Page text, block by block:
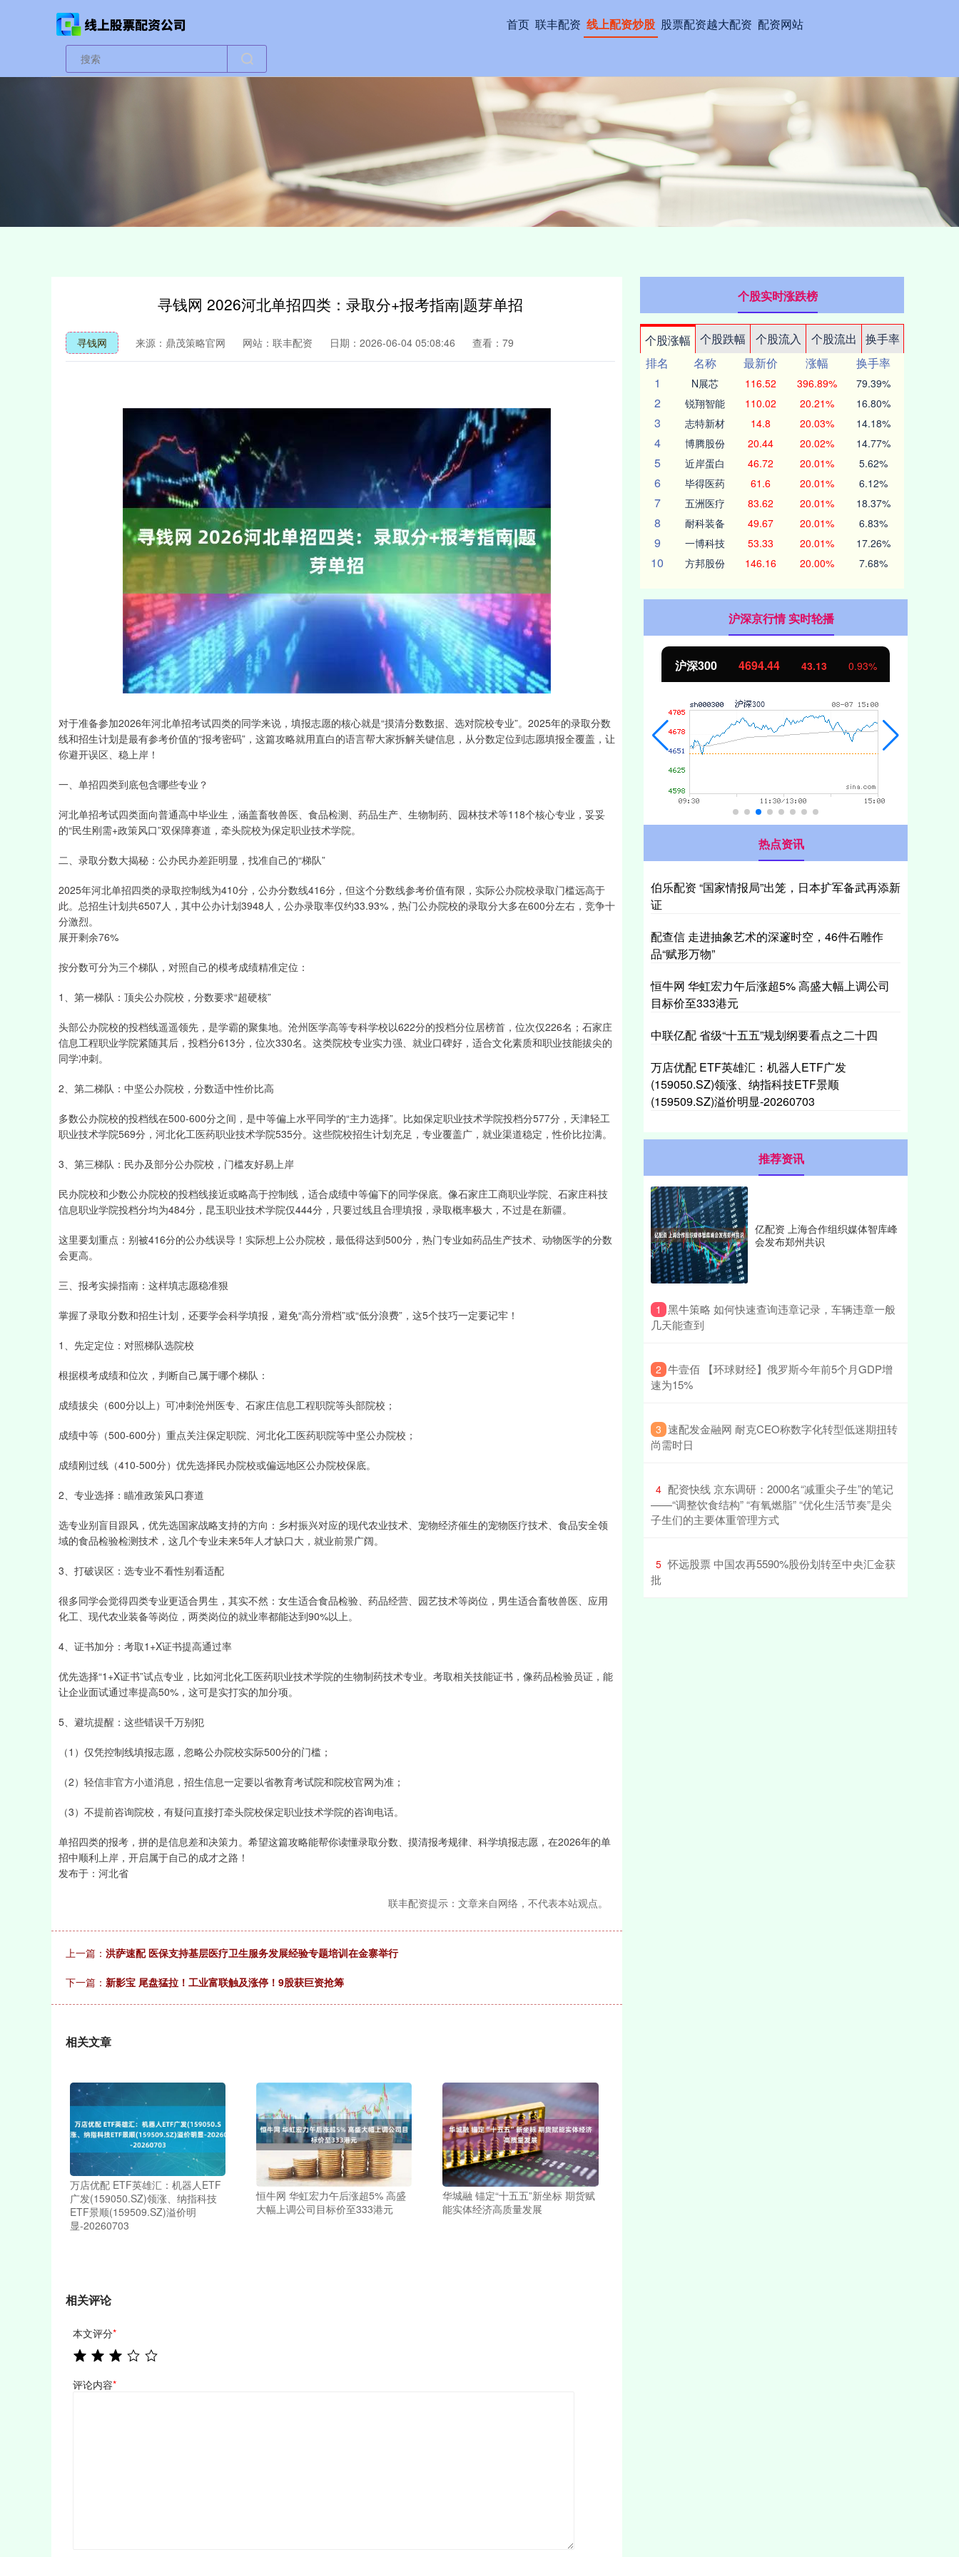
首页 联丰配资 线上配资炒股 股票配资越大配资 配资网站
寻钱网 2026河北单招四类：录取分+报考指南|题芽单招
寻钱网 来源：鼎茂策略官网 网站：联丰配资 日期：2026-06-04 05:08:46 查看：79
对于准备参加2026年河北单招考试四类的同学来说，填报志愿的核心就是“摸清分数数据、选对院校专业”。2025年的录取分数
线和招生计划是最有参考价值的“报考密码”，这篇攻略就用直白的语言帮大家拆解关键信息，从分数定位到志愿填报全覆盖，让
你避开误区、稳上岸！
一、单招四类到底包含哪些专业？
河北单招考试四类面向普通高中毕业生，涵盖畜牧兽医、食品检测、药品生产、生物制药、园林技术等118个核心专业，妥妥
的“民生刚需+政策风口”双保障赛道，牵头院校为保定职业技术学院。
二、录取分数大揭秘：公办民办差距明显，找准自己的“梯队”
2025年河北单招四类的录取控制线为410分，公办分数线416分，但这个分数线参考价值有限，实际公办院校录取门槛远高于
此。总招生计划共6507人，其中公办计划3948人，公办录取率仅约33.93%，热门公办院校的录取分大多在600分左右，竞争十
分激烈。
展开剩余76%
按分数可分为三个梯队，对照自己的模考成绩精准定位：
1、第一梯队：顶尖公办院校，分数要求“超硬核”
头部公办院校的投档线遥遥领先，是学霸的聚集地。沧州医学高等专科学校以622分的投档分位居榜首，位次仅226名；石家庄
信息工程职业学院紧随其后，投档分613分，位次330名。这类院校专业实力强、就业口碑好，适合文化素质和职业技能拔尖的
同学冲刺。
2、第二梯队：中坚公办院校，分数适中性价比高
多数公办院校的投档线在500-600分之间，是中等偏上水平同学的“主力选择”。比如保定职业技术学院投档分577分，天津轻工
职业技术学院569分，河北化工医药职业技术学院535分。这些院校招生计划充足，专业覆盖广，就业渠道稳定，性价比拉满。
3、第三梯队：民办及部分公办院校，门槛友好易上岸
民办院校和少数公办院校的投档线接近或略高于控制线，适合成绩中等偏下的同学保底。像石家庄工商职业学院、石家庄科技
信息职业学院投档分均为484分，昆玉职业技术学院仅444分，只要过线且合理填报，录取概率极大，不过是在新疆。
这里要划重点：别被416分的公办线误导！实际想上公办院校，最低得达到500分，热门专业如药品生产技术、动物医学的分数
会更高。
三、报考实操指南：这样填志愿稳准狠
掌握了录取分数和招生计划，还要学会科学填报，避免“高分滑档”或“低分浪费”，这5个技巧一定要记牢！
1、先定定位：对照梯队选院校
根据模考成绩和位次，判断自己属于哪个梯队：
成绩拔尖（600分以上）可冲刺沧州医专、石家庄信息工程职院等头部院校；
成绩中等（500-600分）重点关注保定职院、河北化工医药职院等中坚公办院校；
成绩刚过线（410-500分）优先选择民办院校或偏远地区公办院校保底。
2、专业选择：瞄准政策风口赛道
选专业别盲目跟风，优先选国家战略支持的方向：乡村振兴对应的现代农业技术、宠物经济催生的宠物医疗技术、食品安全领
域的食品检验检测技术，这几个专业未来5年人才缺口大，就业前景广阔。
3、打破误区：选专业不看性别看适配
很多同学会觉得四类专业更适合男生，其实不然：女生适合食品检验、药品经营、园艺技术等岗位，男生适合畜牧兽医、应用
化工、现代农业装备等岗位，两类岗位的就业率都能达到90%以上。
4、证书加分：考取1+X证书提高通过率
优先选择“1+X证书”试点专业，比如河北化工医药职业技术学院的生物制药技术专业。考取相关技能证书，像药品检验员证，能
让企业面试通过率提高50%，这可是实打实的加分项。
5、避坑提醒：这些错误千万别犯
（1）仅凭控制线填报志愿，忽略公办院校实际500分的门槛；
（2）轻信非官方小道消息，招生信息一定要以省教育考试院和院校官网为准；
（3）不提前咨询院校，有疑问直接打牵头院校保定职业技术学院的咨询电话。
单招四类的报考，拼的是信息差和决策力。希望这篇攻略能帮你读懂录取分数、摸清报考规律、科学填报志愿，在2026年的单
招中顺利上岸，开启属于自己的成才之路！
发布于：河北省
联丰配资提示：文章来自网络，不代表本站观点。
上一篇： 洪萨速配 医保支持基层医疗卫生服务发展经验专题培训在金寨举行
下一篇： 新影宝 尾盘猛拉！工业富联触及涨停！9股获巨资抢筹
相关文章
万店优配 ETF英雄汇：机器人ETF
广发(159050.SZ)领涨、纳指科技
ETF景顺(159509.SZ)溢价明
显-20260703
恒牛网 华虹宏力午后涨超5% 高盛
大幅上调公司目标价至333港元
华城融 锚定“十五五”新坐标 期货赋
能实体经济高质量发展
相关评论
本文评分*
评论内容*
个股实时涨跌榜
个股涨幅 个股跌幅 个股流入 个股流出
换手率
排名
名称 最新价 涨幅
换手率
1
N展芯 116.52 396.89% 79.39%
2 锐翔智能 110.02 20.21% 16.80%
3 志特新材 14.8 20.03% 14.18%
4 博腾股份 20.44 20.02% 14.77%
5 近岸蛋白 46.72 20.01% 5.62%
6 毕得医药 61.6 20.01% 6.12%
7 五洲医疗 83.62 20.01% 18.37%
8 耐科装备 49.67 20.01% 6.83%
9 一博科技 53.33 20.01% 17.26%
10 方邦股份 146.16 20.00% 7.68%
沪深京行情 实时轮播
深证成指 14311.01 200.89 沪深300 4694.44 北证50 1134.24 11.37 1.01%
热点资讯
伯乐配资 “国家情报局”出笼，日本扩军备武再添新
证
配查信 走进抽象艺术的深邃时空，46件石雕作
品“赋形万物”
恒牛网 华虹宏力午后涨超5% 高盛大幅上调公司
目标价至333港元
中联亿配 省级“十五五”规划纲要看点之二十四
万店优配 ETF英雄汇：机器人ETF广发
(159050.SZ)领涨、纳指科技ETF景顺
(159509.SZ)溢价明显-20260703
推荐资讯
亿配资 上海合作组织媒体智库峰
会发布郑州共识
1 ​黑牛策略 如何快速查询违章记录，车辆违章一般
几天能查到
2 ​牛壹佰 【环球财经】俄罗斯今年前5个月GDP增
速为15%
3 ​速配发金融网 耐克CEO称数字化转型低迷期扭转
尚需时日
4 ​配资快线 京东调研：2000名“减重尖子生”的笔记
——“调整饮食结构” “有氧燃脂”​ “优化生活节奏”​是尖
子生们的主要体重管理方式
5 ​怀远股票 中国农再5590%股份划转至中央汇金获
批